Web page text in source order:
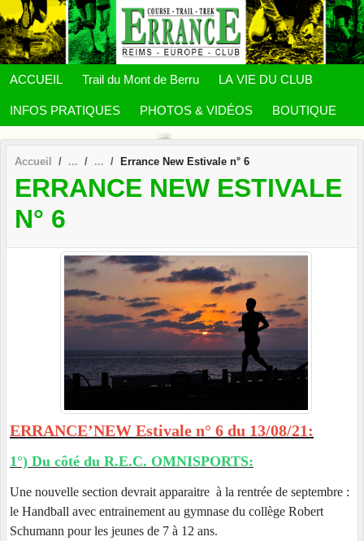
ACCUEIL Trail du Mont de Berru LA VIE DU CLUB
INFOS PRATIQUES PHOTOS & VIDÉOS BOUTIQUE
Accueil Errance New Estivale n° 6
ERRANCE NEW ESTIVALE
N° 6
ERRANCE’NEW Estivale n° 6 du 13/08/21:
1°) Du côté du R.E.C. OMNISPORTS:
Une nouvelle section devrait apparaitre à la rentrée de septembre :
le Handball avec entrainement au gymnase du collège Robert
Schumann pour les jeunes de 7 à 12 ans.
Panneau de gestion des cookies